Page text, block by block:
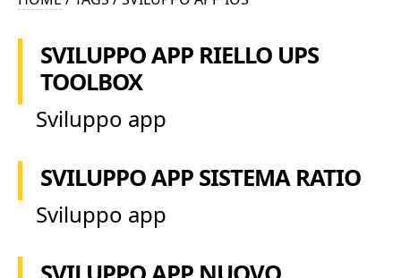
SVILUPPO APP RIELLO UPS
TOOLBOX
Sviluppo app
SVILUPPO APP SISTEMA RATIO
Sviluppo app